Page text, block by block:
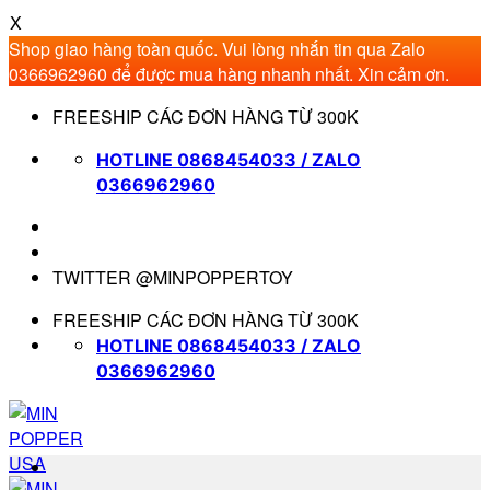
X
Shop giao hàng toàn quốc. Vui lòng nhắn tin qua Zalo
0366962960 để được mua hàng nhanh nhất. Xin cảm ơn.
qua
FREESHIP CÁC ĐƠN HÀNG TỪ 300K
HOTLINE 0868454033 / ZALO
0366962960
TWITTER @MINPOPPERTOY
FREESHIP CÁC ĐƠN HÀNG TỪ 300K
HOTLINE 0868454033 / ZALO
0366962960